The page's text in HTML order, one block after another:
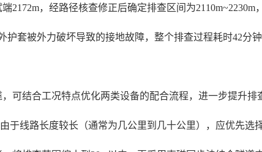
2172m，经路径核查修正后确定排查区间为
护套被外力破坏导致的接地故障，整个排查过程耗时42分
可结合工况特点优化两类设备的配合流程，进一步提升排
于线路长度较长（通常为几公里到几十公里），应优先选